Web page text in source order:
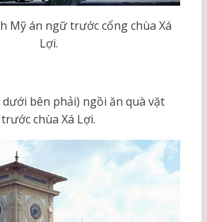
Mỹ án ngữ trước cổng chùa Xá
Lợi.
dưới bên phải) ngồi ăn quà vặt
trước chùa Xá Lợi.